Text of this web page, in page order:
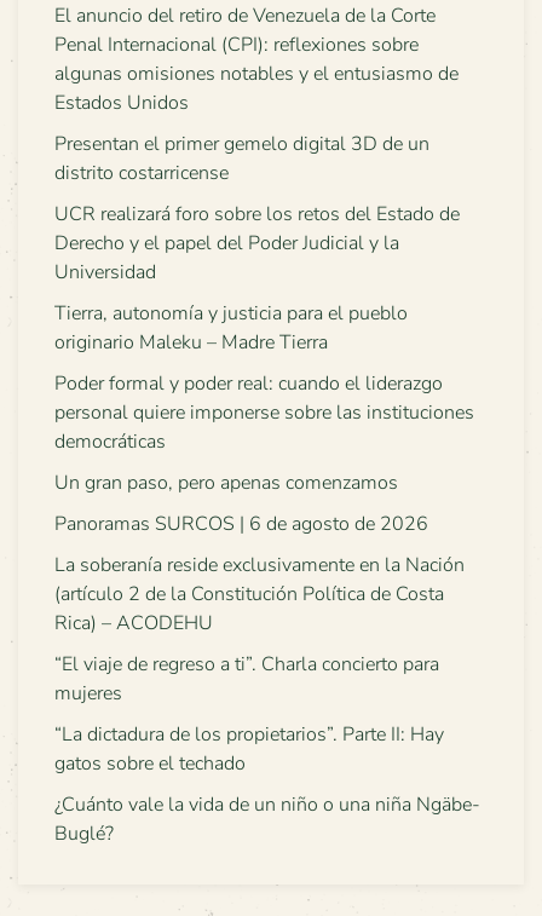
El anuncio del retiro de Venezuela de la Corte
Penal Internacional (CPI): reflexiones sobre
algunas omisiones notables y el entusiasmo de
Estados Unidos
Presentan el primer gemelo digital 3D de un
distrito costarricense
UCR realizará foro sobre los retos del Estado de
Derecho y el papel del Poder Judicial y la
Universidad
Tierra, autonomía y justicia para el pueblo
originario Maleku – Madre Tierra
Poder formal y poder real: cuando el liderazgo
personal quiere imponerse sobre las instituciones
democráticas
Un gran paso, pero apenas comenzamos
Panoramas SURCOS | 6 de agosto de 2026
La soberanía reside exclusivamente en la Nación
(artículo 2 de la Constitución Política de Costa
Rica) – ACODEHU
“El viaje de regreso a ti”. Charla concierto para
mujeres
“La dictadura de los propietarios”. Parte II: Hay
gatos sobre el techado
¿Cuánto vale la vida de un niño o una niña Ngäbe-
Buglé?